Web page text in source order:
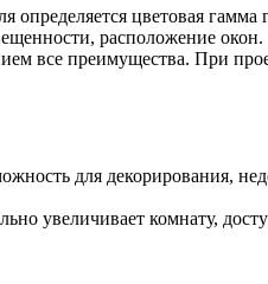
определяется цветовая гамма
, расположение окон.
все преимущества. При
для декорирования,
увеличивает комнату,